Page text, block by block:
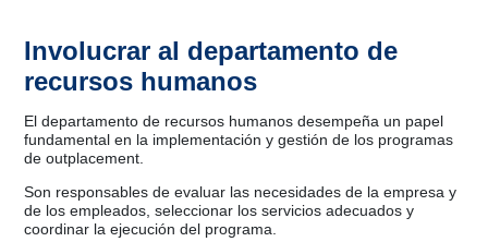
Involucrar al departamento de
recursos humanos
El departamento de recursos humanos desempeña un papel
fundamental en la implementación y gestión de los programas
de outplacement.
Son responsables de evaluar las necesidades de la empresa y
de los empleados, seleccionar los servicios adecuados y
coordinar la ejecución del programa.